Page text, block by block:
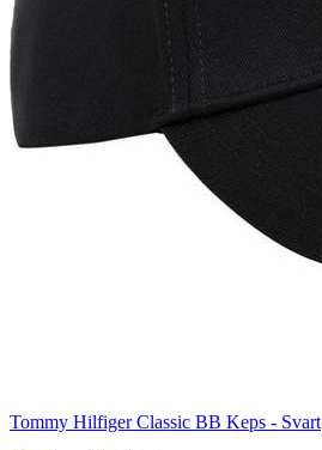
Tommy Hilfiger Classic BB Keps - Svart